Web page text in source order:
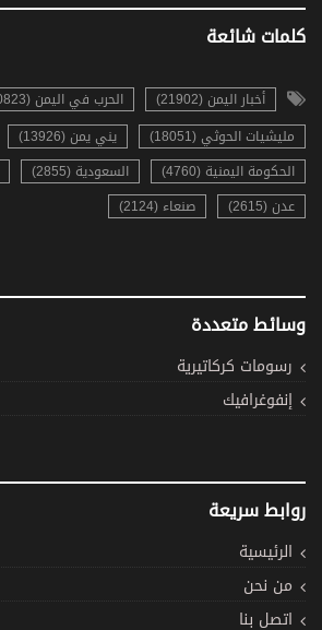
كلمات شائعة
أخبار اليمن (21902) الحرب في اليمن (20823)
مليشيات الحوثي (18051)
يني يمن (13926)
الحكومة اليمنية (4760)
السعودية (2855)
عدن (2615)
صنعاء (2124)
وسائط متعددة
رسومات كركاتيرية
إنفوغرافيك
روابط سريعة
الرئيسية
من نحن
اتصل بنا